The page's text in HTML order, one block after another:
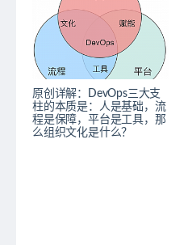
原创详解：DevOps三大支
柱的本质是：人是基础，流
程是保障，平台是工具，那
么组织文化是什么？